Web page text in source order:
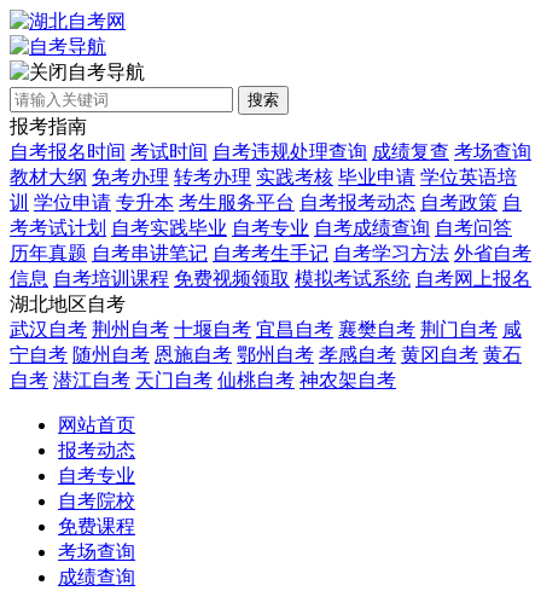
自考导航
搜索
报考指南
自考报名时间 考试时间 自考违规处理查询 成绩复查 考场查询
教材大纲 免考办理 转考办理 实践考核 毕业申请 学位英语培
训 学位申请 专升本 考生服务平台 自考报考动态 自考政策 自
考考试计划 自考实践毕业 自考专业 自考成绩查询 自考问答
历年真题 自考串讲笔记 自考考生手记 自考学习方法 外省自考
信息 自考培训课程 免费视频领取 模拟考试系统 自考网上报名
湖北地区自考
武汉自考 荆州自考 十堰自考 宜昌自考 襄樊自考 荆门自考 咸
宁自考 随州自考 恩施自考 鄂州自考 孝感自考 黄冈自考 黄石
自考 潜江自考 天门自考 仙桃自考 神农架自考
网站首页
报考动态
自考专业
自考院校
免费课程
考场查询
成绩查询